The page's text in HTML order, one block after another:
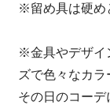
※留め具は硬め
※金具やデザイ
ズで色々なカラ
その日のコー